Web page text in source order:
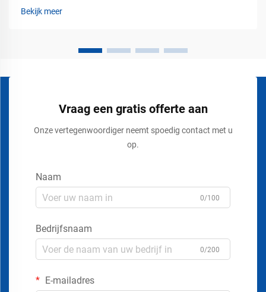
parkeer- en laadgebieden Voertuigstabilisatie is een van de
belangrijkste veiligheidseisen in het vervoer...
Bekijk meer
Vraag een gratis offerte aan
Onze vertegenwoordiger neemt spoedig contact met u
op.
Naam
0/100
Bedrijfsnaam
0/200
E-mailadres